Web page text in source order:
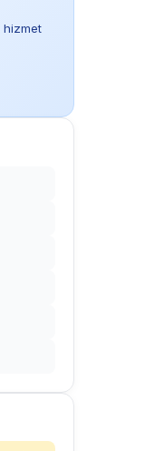
hizmet